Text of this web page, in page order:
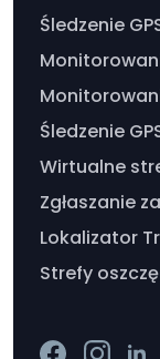
Śledzenie
Śledzenie
Wirtualne
Zgłaszanie
Lokalizator
Strefy